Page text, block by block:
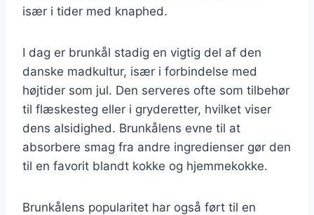
især i tider med knaphed.
I dag er brunkål stadig en vigtig del af den
danske madkultur, især i forbindelse med
højtider som jul. Den serveres ofte som tilbehør
til flæskesteg eller i gryderetter, hvilket viser
dens alsidighed. Brunkålens evne til at
absorbere smag fra andre ingredienser gør den
til en favorit blandt kokke og hjemmekokke.
Brunkålens popularitet har også ført til en